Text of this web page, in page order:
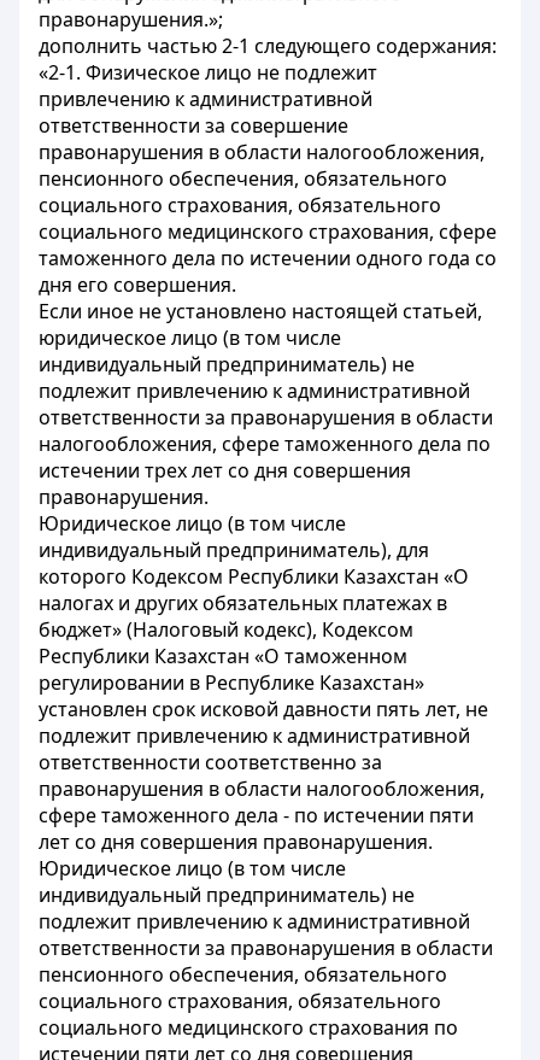
правонарушения.»;
дополнить частью 2-1 следующего содержания:
«2-1. Физическое лицо не подлежит
привлечению к административной
ответственности за совершение
правонарушения в области налогообложения,
пенсионного обеспечения, обязательного
социального страхования, обязательного
социального медицинского страхования, сфере
таможенного дела по истечении одного года со
дня его совершения.
Если иное не установлено настоящей статьей,
юридическое лицо (в том числе
индивидуальный предприниматель) не
подлежит привлечению к административной
ответственности за правонарушения в области
налогообложения, сфере таможенного дела по
истечении трех лет со дня совершения
правонарушения.
Юридическое лицо (в том числе
индивидуальный предприниматель), для
которого Кодексом Республики Казахстан «О
налогах и других обязательных платежах в
бюджет» (Налоговый кодекс), Кодексом
Республики Казахстан «О таможенном
регулировании в Республике Казахстан»
установлен срок исковой давности пять лет, не
подлежит привлечению к административной
ответственности соответственно за
правонарушения в области налогообложения,
сфере таможенного дела - по истечении пяти
лет со дня совершения правонарушения.
Юридическое лицо (в том числе
индивидуальный предприниматель) не
подлежит привлечению к административной
ответственности за правонарушения в области
пенсионного обеспечения, обязательного
социального страхования, обязательного
социального медицинского страхования по
истечении пяти лет со дня совершения